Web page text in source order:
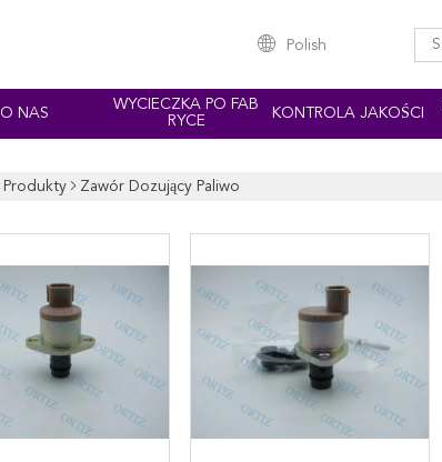
Polish
O NAS
WYCIECZKA PO FAB
RYCE
KONTROLA JAKOŚCI
Produkty Zawór Dozujący Paliwo